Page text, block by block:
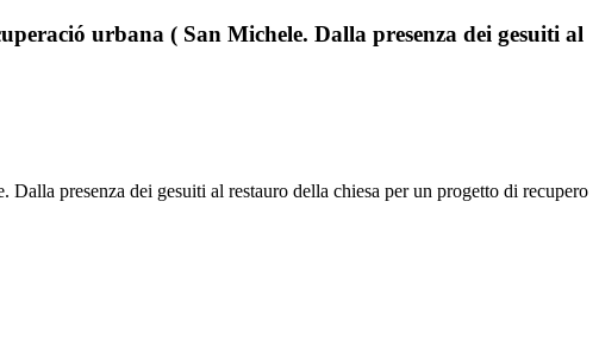
urbana ( San Michele. Dalla presenza dei gesuiti al
presenza dei gesuiti al restauro della chiesa per un progetto di recupero